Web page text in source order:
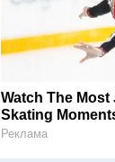
Watch The Most
Skating
Реклама